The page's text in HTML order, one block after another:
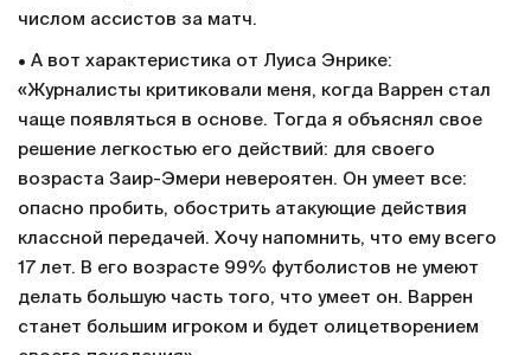
числом ассистов за матч.
• А вот характеристика от Луиса Энрике:
«Журналисты критиковали меня, когда Варрен стал
чаще появляться в основе. Тогда я объяснял свое
решение легкостью его действий: для своего
возраста Заир-Эмери невероятен. Он умеет все:
опасно пробить, обострить атакующие действия
классной передачей. Хочу напомнить, что ему всего
17 лет. В его возрасте 99% футболистов не умеют
делать большую часть того, что умеет он. Варрен
станет большим игроком и будет олицетворением